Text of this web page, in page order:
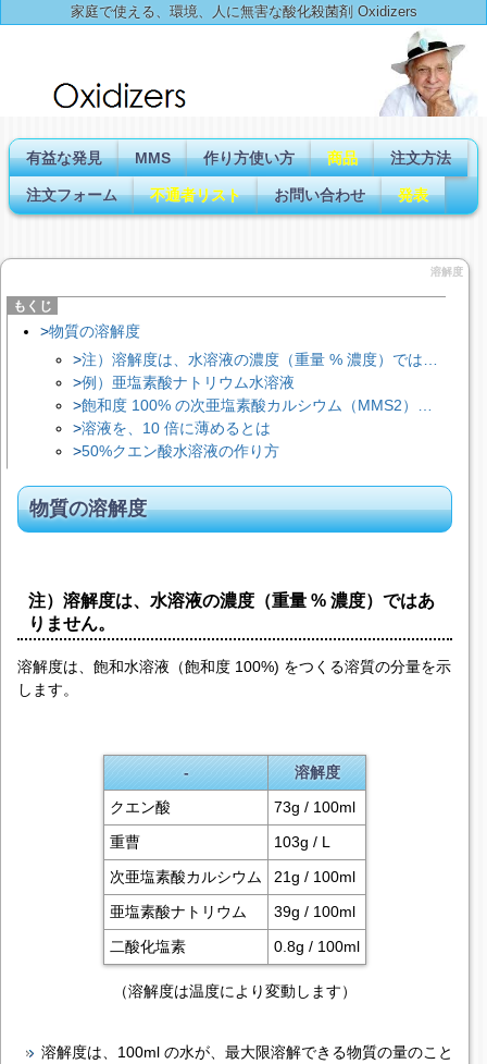
家庭で使える、環境、人に無害な酸化殺菌剤 Oxidizers
有益な発見 MMS 作り方使い方 商品 注文方法
注文フォーム 不通者リスト お問い合わせ 発表
溶解度
物質の溶解度
注）溶解度は、水溶液の濃度（重量 % 濃度）ではありません。
例）亜塩素酸ナトリウム水溶液
飽和度 100% の次亜塩素酸カルシウム（MMS2）水溶液（飽和水溶液）の作り方
溶液を、10 倍に薄めるとは
50%クエン酸水溶液の作り方
物質の溶解度
注） 溶解度は、水溶液の濃度（重量 % 濃度）ではあ
りません。
溶解度は、飽和水溶液（飽和度 100%) をつくる溶質の分量を示
します。
-
溶解度
クエン酸
73g / 100ml
重曹
103g / L
次亜塩素酸カルシウム
21g / 100ml
亜塩素酸ナトリウム
39g / 100ml
二酸化塩素
0.8g / 100ml
（溶解度は温度により変動します）
溶解度は、100ml の水が、最大限溶解できる物質の量のこと